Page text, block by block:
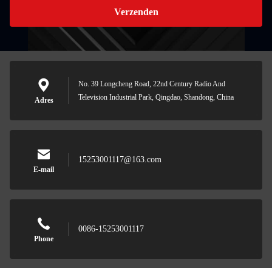
Verzenden
Adres
No. 39 Longcheng Road, 22nd Century Radio And
Television Industrial Park, Qingdao, Shandong, China
E-mail
15253001117@163.com
Phone
0086-15253001117